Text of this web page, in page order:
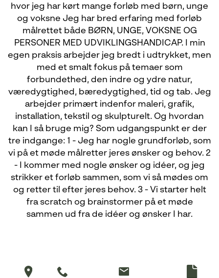
hvor jeg har kørt mange forløb med børn, unge
og voksne Jeg har bred erfaring med forløb
målrettet både BØRN, UNGE, VOKSNE OG
PERSONER MED UDVIKLINGSHANDICAP. I min
egen praksis arbejder jeg bredt i udtrykket, men
med et smalt fokus på temaer som
forbundethed, den indre og ydre natur,
væredygtighed, bæredygtighed, tid og tab. Jeg
arbejder primært indenfor maleri, grafik,
installation, tekstil og skulpturelt. Og hvordan
kan I så bruge mig? Som udgangspunkt er der
tre indgange: 1 - Jeg har nogle grundforløb, som
vi på et møde målretter jeres ønsker og behov. 2
- I kommer med nogle ønsker og idéer, og jeg
strikker et forløb sammen, som vi så mødes om
og retter til efter jeres behov. 3 - Vi starter helt
fra scratch og brainstormer på et møde
sammen ud fra de idéer og ønsker I har.